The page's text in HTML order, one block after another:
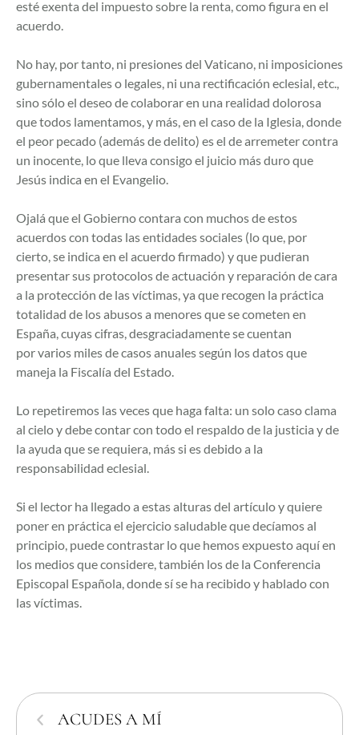
esté exenta del impuesto sobre la renta, como figura en el
acuerdo.
No hay, por tanto, ni presiones del Vaticano, ni imposiciones
gubernamentales o legales, ni una rectificación eclesial, etc.,
sino sólo el deseo de colaborar en una realidad dolorosa
que todos lamentamos, y más, en el caso de la Iglesia, donde
el peor pecado (además de delito) es el de arremeter contra
un inocente, lo que lleva consigo el juicio más duro que
Jesús indica en el Evangelio.
Ojalá que el Gobierno contara con muchos de estos
acuerdos con todas las entidades sociales (lo que, por
cierto, se indica en el acuerdo firmado) y que pudieran
presentar sus protocolos de actuación y reparación de cara
a la protección de las víctimas, ya que recogen la práctica
totalidad de los abusos a menores que se cometen en
España, cuyas cifras, desgraciadamente se cuentan
por varios miles de casos anuales según los datos que
maneja la Fiscalía del Estado.
Lo repetiremos las veces que haga falta: un solo caso clama
al cielo y debe contar con todo el respaldo de la justicia y de
la ayuda que se requiera, más si es debido a la
responsabilidad eclesial.
Si el lector ha llegado a estas alturas del artículo y quiere
poner en práctica el ejercicio saludable que decíamos al
principio, puede contrastar lo que hemos expuesto aquí en
los medios que considere, también los de la Conferencia
Episcopal Española, donde sí se ha recibido y hablado con
las víctimas.
ACUDES A MÍ